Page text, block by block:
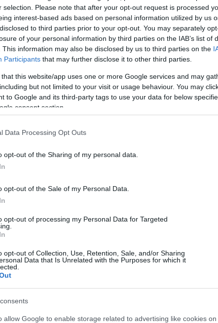
selection. Please note that after your opt-out request is processed
interest-based ads based on personal information utilized by us
to third parties prior to your opt-out. You may separately
of your personal information by third parties on the IAB’s list of
This information may also be disclosed by us to third parties on the
Participants that may further disclose it to other third parties.
that this website/app uses one or more Google services and may
but not limited to your visit or usage behaviour. You may
to Google and its third-party tags to use your data for below
consent section.
Data Processing Opt Outs
opt-out of the Sharing of my personal data.
opt-out of the Sale of my Personal Data.
opt-out of processing my Personal Data for Targeted
opt-out of Collection, Use, Retention, Sale, and/or Sharing
Data that Is Unrelated with the Purposes for which it
allow Google to enable storage related to advertising like cookies on
ha pasado casi cinco años en
fue desfigurado por un tratamiento
a conocer la condición que ha dejado su
de que desarrollara bultos desfigurantes
por
, un popular
una alternativa no invasiva a la